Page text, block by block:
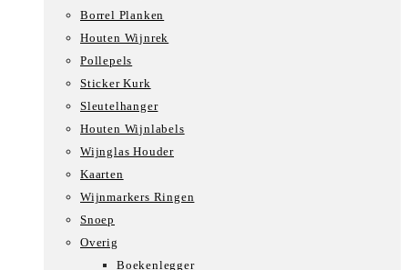
Borrel Planken
Houten Wijnrek
Pollepels
Sticker Kurk
Sleutelhanger
Houten Wijnlabels
Wijnglas Houder
Kaarten
Wijnmarkers Ringen
Snoep
Overig
Boekenlegger